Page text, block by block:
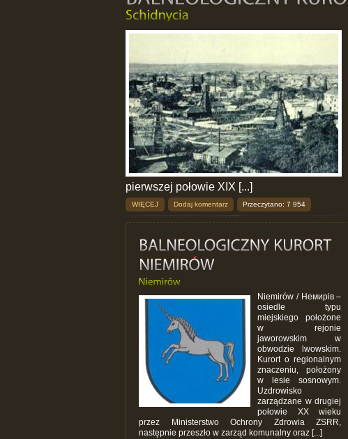
pierwszej połowie XIX [...]
WIĘCEJ Dodaj komentarz Przeczytano: 7 954
Niemirów / Немирів –
osiedle typu
miejskiego położone
w rejonie
jaworowskim w
obwodzie lwowskim.
Kurort o regionalnym
znaczeniu, położony
w lesie sosnowym.
Uzdrowisko
zarządzane w drugiej
połowie XX wieku
przez Ministerstwo Ochrony Zdrowia ZSRR,
następnie przeszło w zarząd komunalny oraz [...]